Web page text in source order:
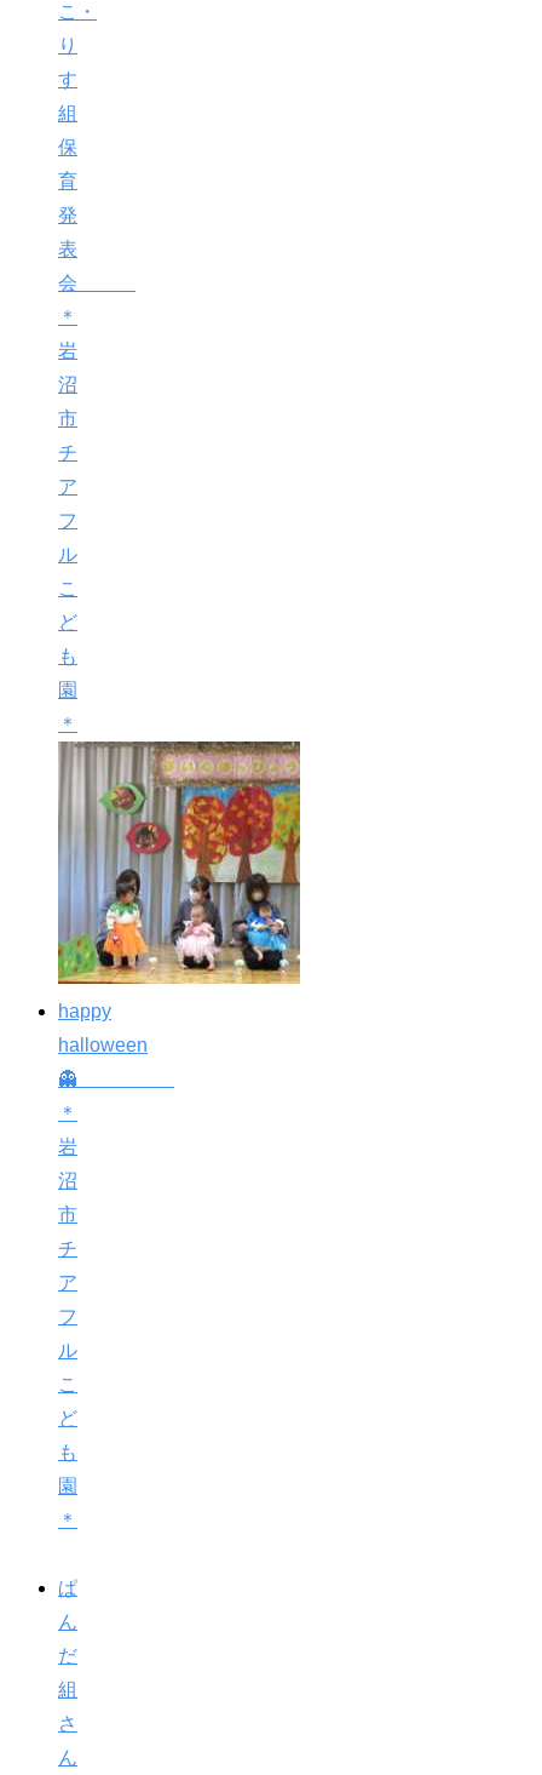
こ・
り
す
組
保
育
発
表
会
＊
岩
沼
市
チ
ア
フ
ル
こ
ど
も
園
＊
happy
halloween
👻
＊
岩
沼
市
チ
ア
フ
ル
こ
ど
も
園
＊
ぱ
ん
だ
組
さ
ん